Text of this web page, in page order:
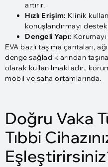
artırır.
Hızlı Erişim: Klinik
konuşlandırmayı
Dengeli Yapı:
EVA bazlı taşıma çantaları,
denge sağladıklarından
olarak kullanılmaktadır.,
mobil ve saha ortamlarında.
Doğru Vaka
Tıbbi